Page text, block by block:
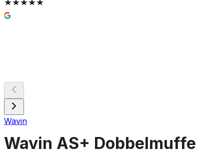
Wavin
Wavin AS+ Dobbelmuffe